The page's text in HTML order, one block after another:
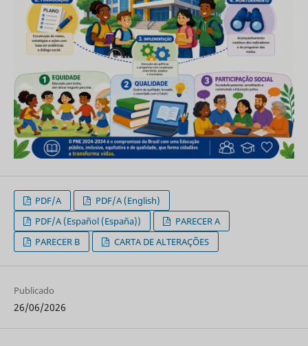
PDF/A
PDF/A (English)
PDF/A (Español (España))
PARECER A
PARECER B
CARTA DE ALTERAÇÕES
Publicado
26/06/2026